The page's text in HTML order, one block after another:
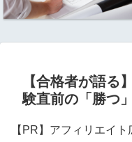
【合格者が語る
験直前の「勝つ
【PR】アフィリエイ